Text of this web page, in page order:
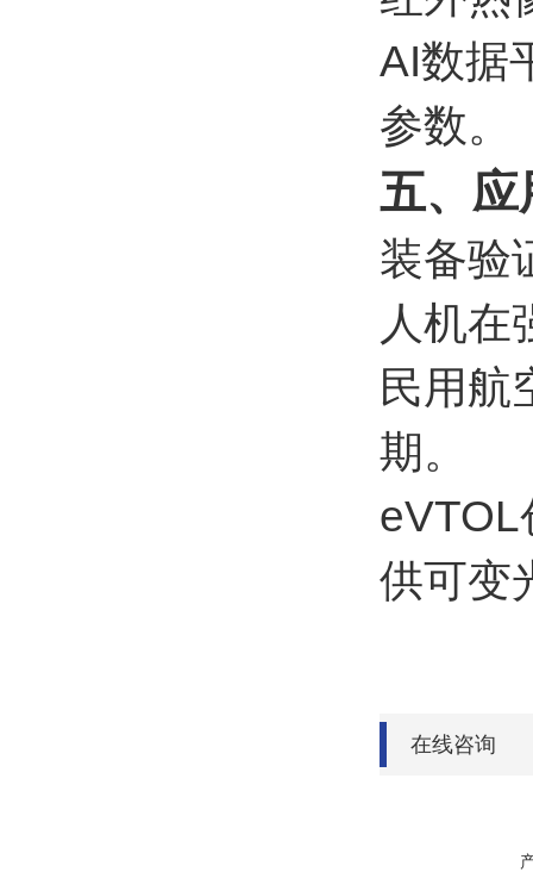
AI数据
参数。
五、应
装备验
人机在
民用航
期。
eVTOL
供可变
在线咨询